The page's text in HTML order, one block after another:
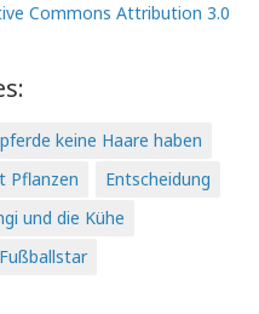
Commons Attribution 3.0
keine Haare haben
Pflanzen
Entscheidung
und die Kühe